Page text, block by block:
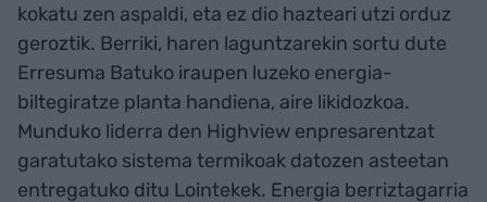
kokatu zen aspaldi, eta ez dio hazteari utzi orduz
geroztik. Berriki, haren laguntzarekin sortu dute
Erresuma Batuko iraupen luzeko energia-
biltegiratze planta handiena, aire likidozkoa.
Munduko liderra den Highview enpresarentzat
garatutako sistema termikoak datozen asteetan
entregatuko ditu Lointekek. Energia berriztagarria